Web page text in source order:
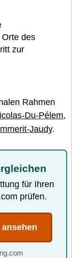
des
zur
Rahmen
Du-Pélem,
Jaudy.
für Ihren
prüfen.